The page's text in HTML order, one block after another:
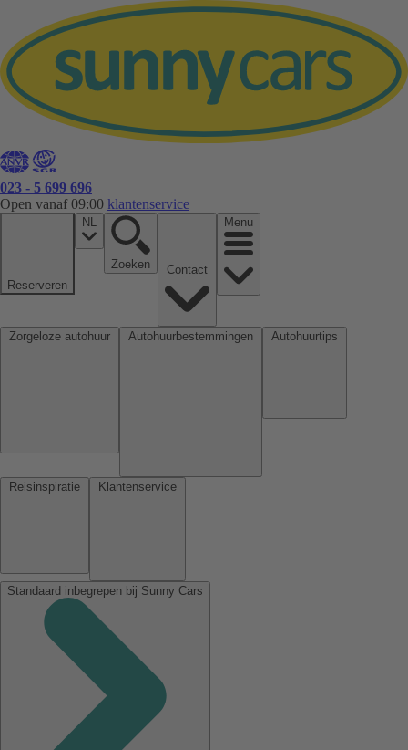
023 - 5 699 696
Open vanaf 09:00 klantenservice
Reserveren
NL
Zoeken
Menu
Standaard inbegrepen bij Sunny Cars